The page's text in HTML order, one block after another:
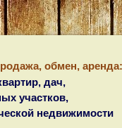
обмен,
дач,
участков,
недвижимости